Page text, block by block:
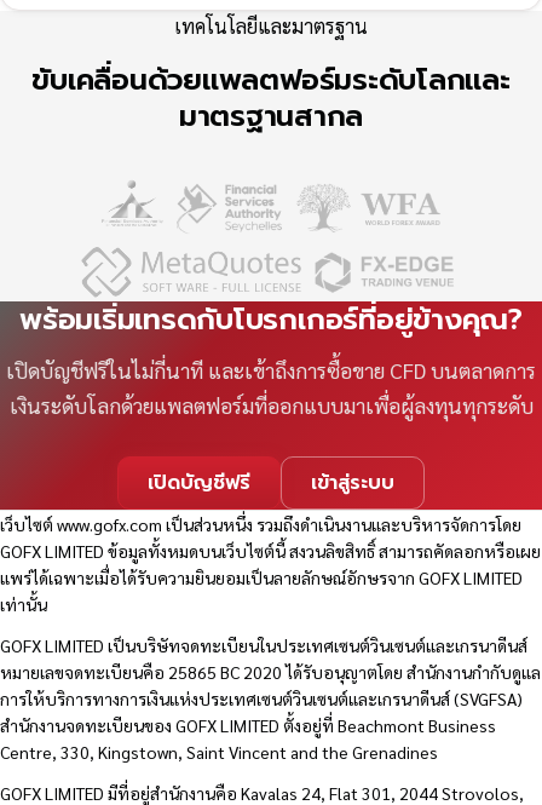
เทคโนโลยีและมาตรฐาน
ขับเคลื่อนด้วยแพลตฟอร์มระดับโลกและ
มาตรฐานสากล
พร้อมเริ่มเทรดกับโบรกเกอร์ที่อยู่ข้างคุณ?
เปิดบัญชีฟรีในไม่กี่นาที และเข้าถึงการซื้อขาย CFD บนตลาดการ
เงินระดับโลกด้วยแพลตฟอร์มที่ออกแบบมาเพื่อผู้ลงทุนทุกระดับ
เปิดบัญชีฟรี เข้าสู่ระบบ
เว็บไซต์www.gofx.com เป็นส่วนหนึ่ง รวมถึงดำเนินงานและบริหารจัดการโดย
GOFX LIMITED ข้อมูลทั้งหมดบนเว็บไซต์นี้ สงวนลิขสิทธิ์ สามารถคัดลอกหรือเผย
แพร่ได้เฉพาะเมื่อได้รับความยินยอมเป็นลายลักษณ์อักษรจาก GOFX LIMITED
เท่านั้น
GOFX LIMITED เป็นบริษัทจดทะเบียนในประเทศเซนต์วินเซนต์และเกรนาดีนส์
หมายเลขจดทะเบียนคือ 25865 BC 2020 ได้รับอนุญาตโดย สำนักงานกำกับดูแล
การให้บริการทางการเงินแห่งประเทศเซนต์วินเซนต์และเกรนาดีนส์ (SVGFSA)
สำนักงานจดทะเบียนของ GOFX LIMITED ตั้งอยู่ที่ Beachmont Business
Centre, 330, Kingstown, Saint Vincent and the Grenadines
GOFX LIMITED มีที่อยู่สำนักงานคือ Kavalas 24, Flat 301, 2044 Strovolos,